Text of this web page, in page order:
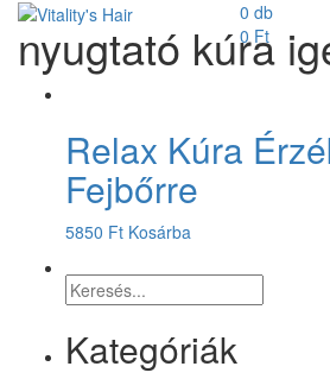
0 db
0Ft
nyugtató kúra
Relax Kúra
Fejbőrre
5850 Ft Kosárba
Kategóriák